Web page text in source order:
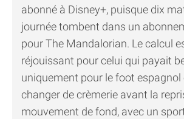
abonné à Disney+, puisque dix
journée tombent dans un
pour The Mandalorian. Le calcul
réjouissant pour celui qui payait
uniquement pour le foot espagnol
changer de crèmerie avant la
mouvement de fond, avec un